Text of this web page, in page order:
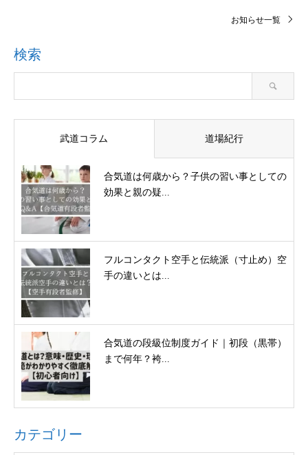
お知らせ一覧
検索
武道コラム 道場紀行
合気道は何歳から？子供の習い事としての
効果と親の疑...
フルコンタクト空手と伝統派（寸止め）空
手の違いとは...
合気道の段級位制度ガイド｜初段（黒帯）
まで何年？袴...
カテゴリー